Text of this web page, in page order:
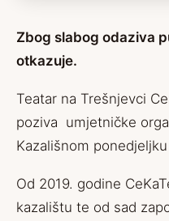
Zbog slabog odaziva
otkazuje.
Teatar na Trešnjevci
poziva umjetničke
Kazališnom
Od 2019. godine
kazalištu te od sad